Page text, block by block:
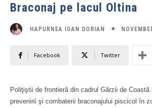
Braconaj pe lacul Oltina
HAPURNEA IOAN DORIAN
Facebook Twitter
Poliţiştii de frontieră din cadrul Gărzii de
prevenirii şi combaterii braconajului piscicol în